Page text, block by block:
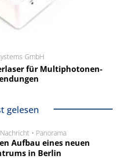
GmbH
für Multiphotonen-
gelesen
Nachricht • Panorama
Aufbau eines neuen
in Berlin